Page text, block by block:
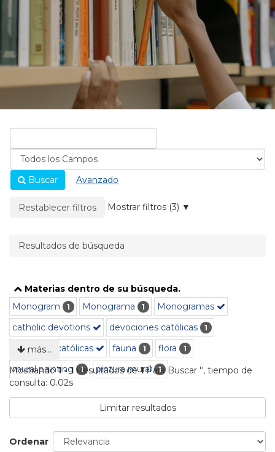
Buscar
Avanzado
La página se recargará cuando se elimine un filtro.
Restablecer filtros Mostrar filtros (3)
Resultados de búsqueda
Materias dentro de su búsqueda.
Monogram
1 Monograma 1
Monogramas
catholic devotions
devociones católicas 1
devoções católicas fauna 1 flora 1
mural painting 1 pintura mural 1
más…
Mostrando1 - 1 Resultados de1Para Buscar '', tiempo de
consulta: 0.02s
Limitar resultados
Ordenar